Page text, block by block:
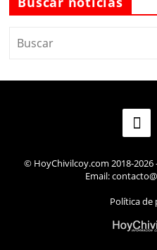
© HoyChivilcoy.com 2018-2026
Email:
Política de